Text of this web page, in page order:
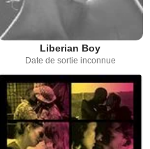
Liberian Boy
Date de sortie inconnue